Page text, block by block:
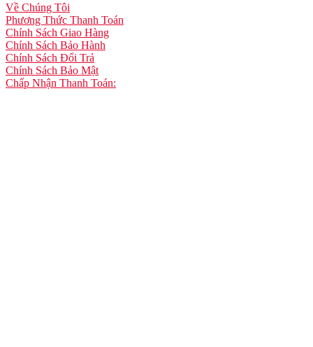
Về Chúng Tôi
Phương Thức Thanh Toán
Chính Sách Giao Hàng
Chính Sách Bảo Hành
Chính Sách Đổi Trả
Chính Sách Bảo Mật
Chấp Nhận Thanh Toán: